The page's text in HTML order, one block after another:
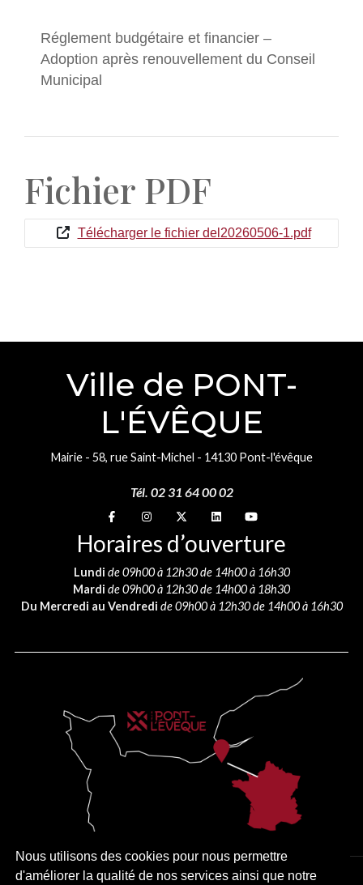
Nous utilisons des cookies pour nous permettre
d'améliorer la qualité de nos services ainsi que notre
Réglement budgétaire et financier –
Adoption après renouvellement du Conseil
Municipal
Fichier PDF
Télécharger le fichier del20260506-1.pdf
Ville de PONT-
L'ÉVÊQUE
Mairie - 58, rue Saint-Michel - 14130 Pont-l'évêque
Tél. 02 31 64 00 02
Suivez-nous sur
Suivez-nous sur
Suivez-nous sur
Suivez-nous sur
Suivez-nous sur
Horaires d’ouverture
Lundi de 09h00 à 12h30 de 14h00 à 16h30
Mardi de 09h00 à 12h30 de 14h00 à 18h30
Du Mercredi au Vendredi de 09h00 à 12h30 de 14h00 à 16h30
PLAN DU SITE MENTIONS LÉGALES ACCESSIBILITÉ